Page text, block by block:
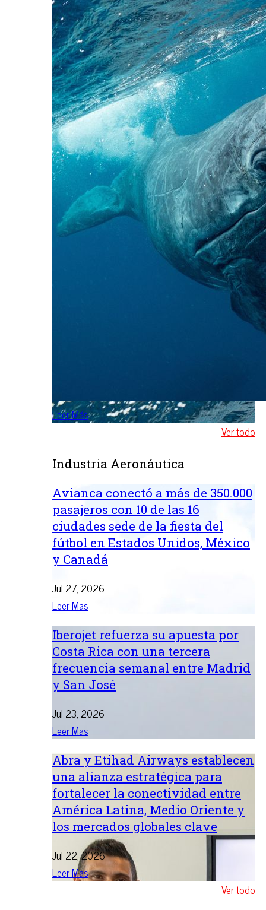
Leer Más
Ver todo
Industria Aeronáutica
Avianca conectó a más de 350.000
pasajeros con 10 de las 16
ciudades sede de la fiesta del
fútbol en Estados Unidos, México
y Canadá
Jul 27, 2026
Leer Mas
Iberojet refuerza su apuesta por
Costa Rica con una tercera
frecuencia semanal entre Madrid
y San José
Jul 23, 2026
Leer Mas
Abra y Etihad Airways establecen
una alianza estratégica para
fortalecer la conectividad entre
América Latina, Medio Oriente y
los mercados globales clave
Jul 22, 2026
Leer Mas
Ver todo